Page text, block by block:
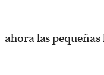
ahora las